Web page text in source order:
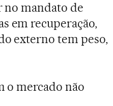
no mandato de
em recuperação,
externo tem peso,
o mercado não